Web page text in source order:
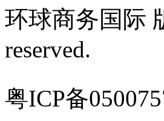
环球商务国际
reserved.
粤ICP备